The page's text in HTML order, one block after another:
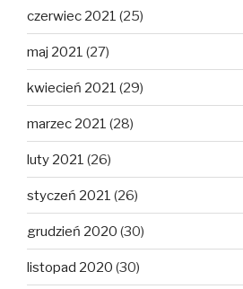
czerwiec 2021 (25)
maj 2021 (27)
kwiecień 2021 (29)
marzec 2021 (28)
luty 2021 (26)
styczeń 2021 (26)
grudzień 2020 (30)
listopad 2020 (30)